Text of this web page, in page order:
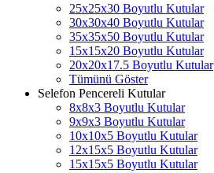
25x25x30 Boyutlu Kutular
30x30x40 Boyutlu Kutular
35x35x50 Boyutlu Kutular
15x15x20 Boyutlu Kutular
20x20x17.5 Boyutlu Kutular
Tümünü Göster
Selefon Pencereli Kutular
8x8x3 Boyutlu Kutular
9x9x3 Boyutlu Kutular
10x10x5 Boyutlu Kutular
12x15x5 Boyutlu Kutular
15x15x5 Boyutlu Kutular